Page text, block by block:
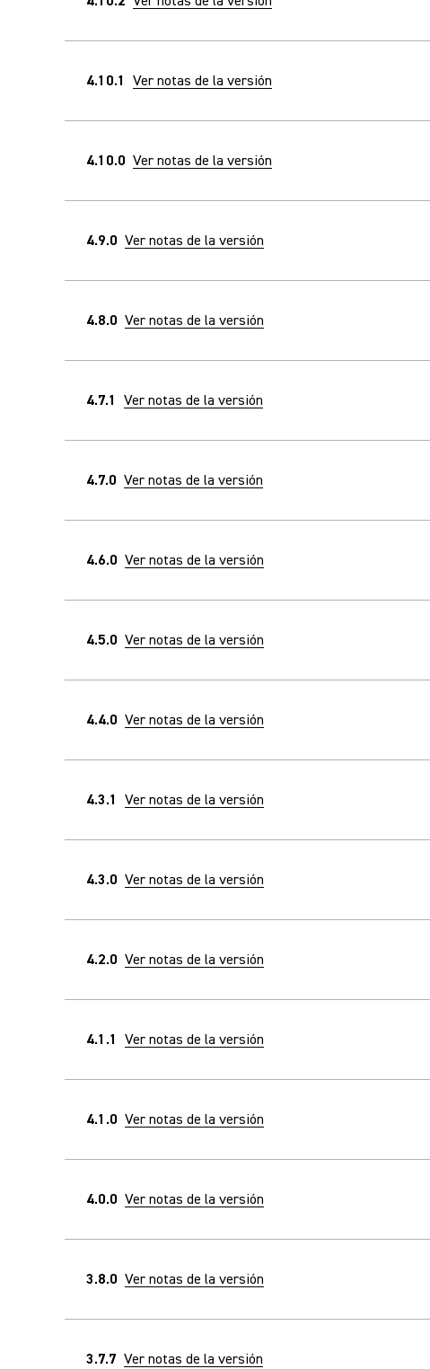
4.10.1 Ver notas de la versión
4.10.0 Ver notas de la versión
4.9.0 Ver notas de la versión
4.8.0 Ver notas de la versión
4.7.1 Ver notas de la versión
4.7.0 Ver notas de la versión
4.6.0 Ver notas de la versión
4.5.0 Ver notas de la versión
4.4.0 Ver notas de la versión
4.3.1 Ver notas de la versión
4.3.0 Ver notas de la versión
4.2.0 Ver notas de la versión
4.1.1 Ver notas de la versión
4.1.0 Ver notas de la versión
4.0.0 Ver notas de la versión
3.8.0 Ver notas de la versión
3.7.7 Ver notas de la versión